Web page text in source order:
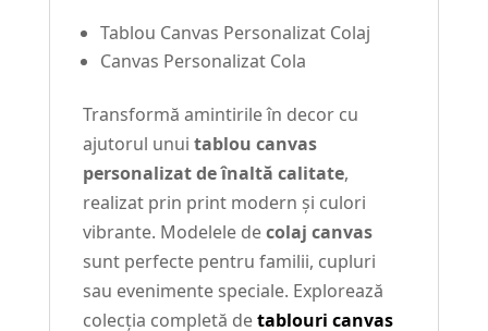
Tablou Canvas Personalizat Colaj
Canvas Personalizat Cola
Transformă amintirile în decor cu
ajutorul unui tablou canvas
personalizat de înaltă calitate,
realizat prin print modern și culori
vibrante. Modelele decolaj canvas
sunt perfecte pentru familii, cupluri
sau evenimente speciale. Explorează
colecția completă detablouri canvas